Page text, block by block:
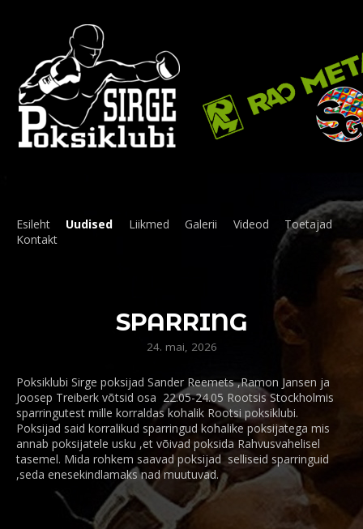
Esileht Uudised Liikmed Galerii Videod
Toetajad
Kontakt
SPARRING
24. mai, 2026
Poksiklubi Sirge poksijad Sander Reemets ,Ramon Jansen ja
Joosep Treiberk võtsid osa 22.05-24.05 Rootsis Stockholmis
sparringutest mille korraldas kohalik Rootsi poksiklubi.
Poksijad said korralikud sparringud kohalike poksijatega mis
annab poksijatele usku ,et võivad poksida Rahvusvahelisel
tasemel. Mida rohkem saavad poksijad selliseid sparringuid
,seda enesekindlamaks nad muutuvad.